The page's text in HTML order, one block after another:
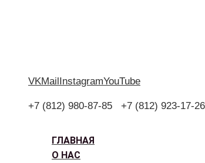
VKMailInstagramYouTube
+7 (812) 980-87-85 +7 (812) 923-17-26
ГЛАВНАЯ
О НАС